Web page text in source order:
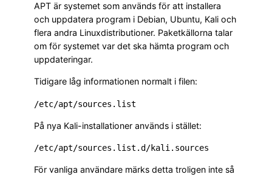
APT är systemet som används för att installera
och uppdatera program i Debian, Ubuntu, Kali och
flera andra Linuxdistributioner. Paketkällorna talar
om för systemet var det ska hämta program och
uppdateringar.
Tidigare låg informationen normalt i filen:
På nya Kali-installationer används i stället:
För vanliga användare märks detta troligen inte så